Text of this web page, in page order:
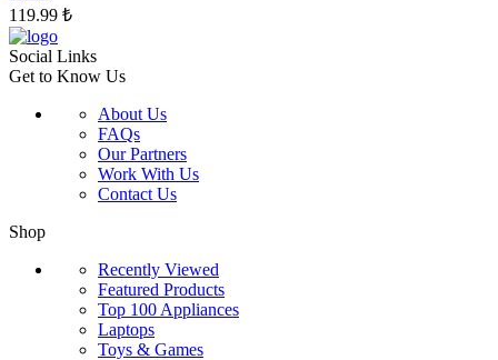
119.99 ₺
Social Links
Get to Know Us
About Us
FAQs
Our Partners
Work With Us
Contact Us
Shop
Recently Viewed
Featured Products
Top 100 Appliances
Laptops
Toys & Games